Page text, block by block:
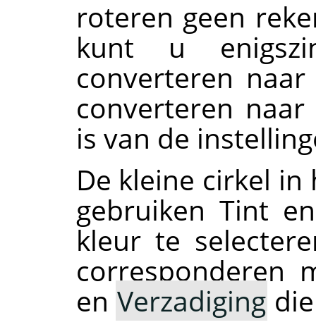
roteren geen
kunt u
converteren
converteren
is van de
De kleine cirkel
gebruiken Tint
kleur te
corresponderen
en Verzadiging